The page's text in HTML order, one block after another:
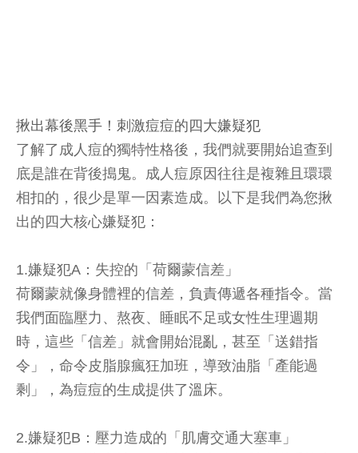
揪出幕後黑手！刺激痘痘的四大嫌疑犯
了解了成人痘的獨特性格後，我們就要開始追查到
底是誰在背後搗鬼。成人痘原因往往是複雜且環環
相扣的，很少是單一因素造成。以下是我們為您揪
出的四大核心嫌疑犯：
1.嫌疑犯A：失控的「荷爾蒙信差」
荷爾蒙就像身體裡的信差，負責傳遞各種指令。當
我們面臨壓力、熬夜、睡眠不足或女性生理週期
時，這些「信差」就會開始混亂，甚至「送錯指
令」，命令皮脂腺瘋狂加班，導致油脂「產能過
剩」，為痘痘的生成提供了溫床。
2.嫌疑犯B：壓力造成的「肌膚交通大塞車」